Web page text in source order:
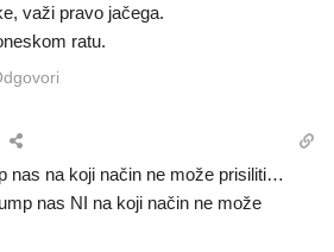
važi pravo jačega.
ratu.
nas na koji način ne može prisiliti…
nas NI na koji način ne može